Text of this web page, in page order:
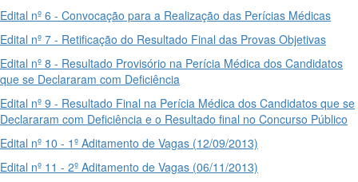
Edital nº 6 - Convocação para a Realização das Perícias Médicas
Edital nº 7 - Retificação do Resultado Final das Provas Objetivas
Edital nº 8 - Resultado Provisório na Perícia Médica dos Candidatos
que se Declararam com Deficiência
Edital nº 9 - Resultado Final na Perícia Médica dos Candidatos que se
Declararam com Deficiência e o Resultado final no Concurso Público
Edital nº 10 - 1º Aditamento de Vagas (12/09/2013)
Edital nº 11 - 2º Aditamento de Vagas (06/11/2013)